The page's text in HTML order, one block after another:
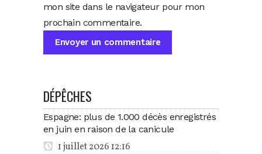
mon site dans le navigateur pour mon
prochain commentaire.
DÉPÊCHES
Espagne: plus de 1.000 décès enregistrés
en juin en raison de la canicule
1 juillet 2026 12:16